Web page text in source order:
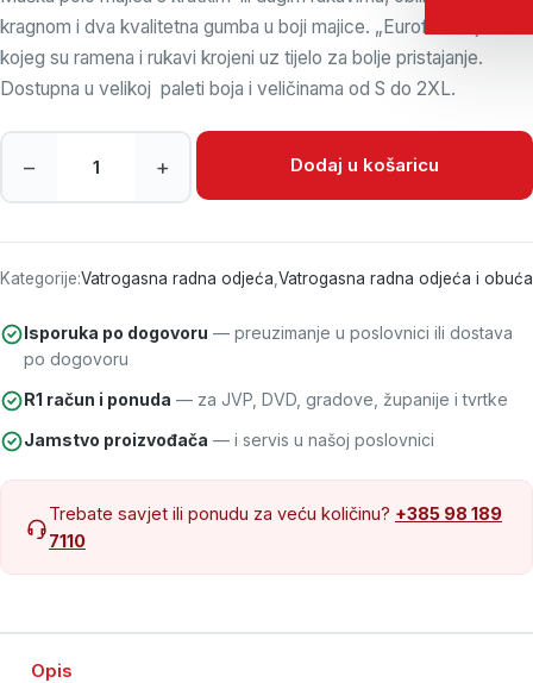
kragnom i dva kvalitetna gumba u boji majice. „Eurofit“ kroja kod
kojeg su ramena i rukavi krojeni uz tijelo za bolje pristajanje.
Dostupna u velikoj paleti boja i veličinama od S do 2XL.
Muške i ženske Polo majice kratkih i dugih rukava količina
– + Dodaj u košaricu
Kategorije:Vatrogasna radna odjeća Vatrogasna radna odjeća i obuća
Isporuka po dogovoru — preuzimanje u poslovnici ili dostava
po dogovoru
R1 račun i ponuda — za JVP, DVD, gradove, županije i tvrtke
Jamstvo proizvođača — i servis u našoj poslovnici
Trebate savjet ili ponudu za veću količinu? +385 98 189
7110
Opis